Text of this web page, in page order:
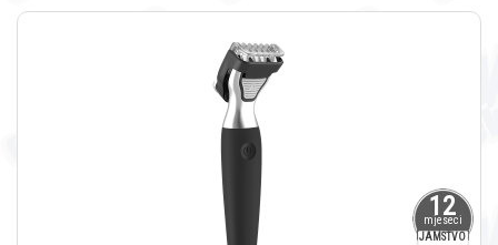
12
mjeseci
JAMSTVO